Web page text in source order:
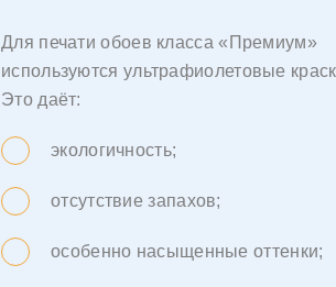
Для печати обоев класса «Премиум»
используются ультрафиолетовые
Это даёт:
экологичность;
отсутствие запахов;
особенно насыщенные оттенки;